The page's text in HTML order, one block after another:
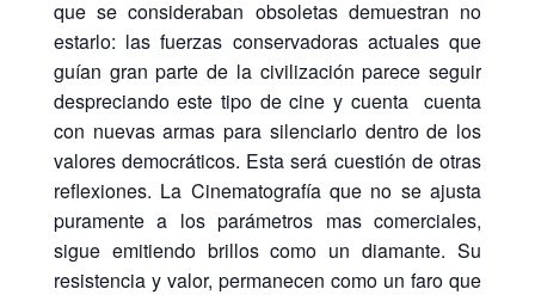
que se consideraban obsoletas demuestran no
estarlo: las fuerzas conservadoras actuales que
guían gran parte de la civilización parece seguir
despreciando este tipo de cine y cuenta cuenta
con nuevas armas para silenciarlo dentro de los
valores democráticos. Esta será cuestión de otras
reflexiones. La Cinematografía que no se ajusta
puramente a los parámetros mas comerciales,
sigue emitiendo brillos como un diamante. Su
resistencia y valor, permanecen como un faro que